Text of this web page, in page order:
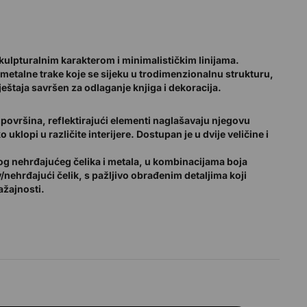
karakterom i minimalističkim linijama.
trake koje se sijeku u trodimenzionalnu strukturu,
savršen za odlaganje knjiga i dekoracija.
reflektirajući elementi naglašavaju njegovu
uklopi u različite interijere. Dostupan je u dvije veličine i
nehrđajućeg čelika i metala, u kombinacijama boja
čelik, s pažljivo obrađenim detaljima koji